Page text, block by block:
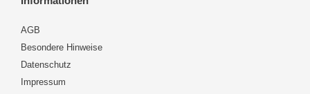
AGB
Besondere Hinweise
Datenschutz
Impressum